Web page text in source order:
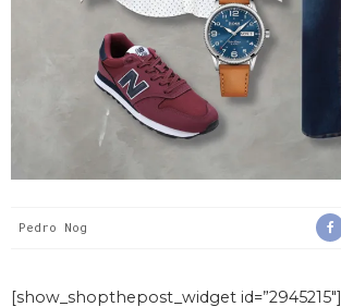
Pedro Nog
[show_shopthepost_widget id=”2945215″]